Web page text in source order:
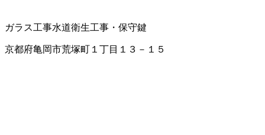
ガラス工事水道衛生工事・保守鍵
京都府亀岡市荒塚町１丁目１３－１５